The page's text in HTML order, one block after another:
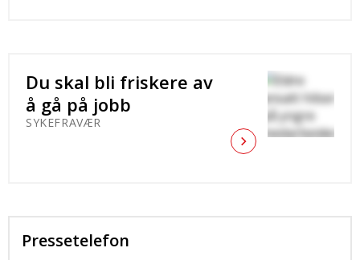
Du skal bli friskere av
å gå på jobb
SYKEFRAVÆR
Kontakt
Pressetelefon